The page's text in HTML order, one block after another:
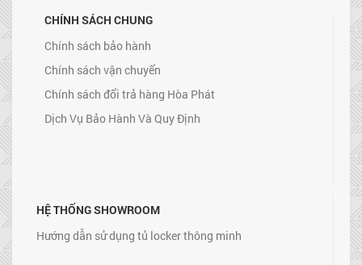
CHÍNH SÁCH CHUNG
Chính sách bảo hành
Chính sách vận chuyển
Chính sách đổi trả hàng Hòa Phát
Dịch Vụ Bảo Hành Và Quy Định
HỆ THỐNG SHOWROOM
Hướng dẫn sử dụng tủ locker thông minh